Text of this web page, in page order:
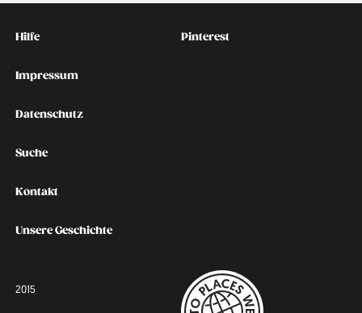
Kontakt
Hilfe
Impressum
Datenschutz
Suche
Kontakt
Unsere Geschichte
Social
Pinterest
2015